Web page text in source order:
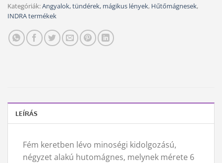
Kategóriák:Angyalok, tündérek, mágikus lények, Hűtőmágnesek,
INDRA termékek
LEÍRÁS
Fém keretben lévo minoségi kidolgozású,
négyzet alakú hutomágnes, melynek mérete 6